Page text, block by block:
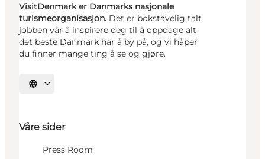
VisitDenmark er Danmarks nasjonale
turismeorganisasjon. Det er bokstavelig talt
jobben vår å inspirere deg til å oppdage alt
det beste Danmark har å by på, og vi håper
du finner mange ting å se og gjøre.
Velg språk
Våre sider
Press Room